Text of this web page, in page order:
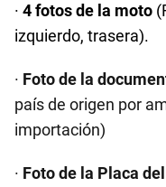
· 4 fotos de la moto
izquierdo, trasera).
· Foto de la
país de origen por
importación)
· Foto de la Placa